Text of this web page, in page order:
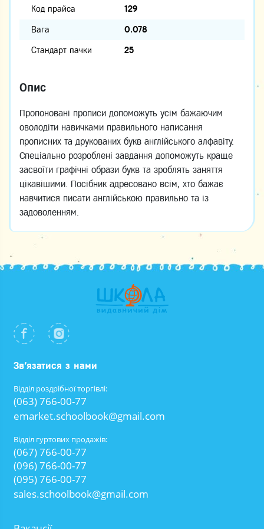
Код прайса 129
Вага 0.078
Стандарт пачки 25
Опис
Пропоновані прописи допоможуть усім бажаючим
оволодіти навичками правильного написання
прописних та друкованих букв англійського алфавіту.
Спеціально розроблені завдання допоможуть краще
засвоїти графічні образи букв та зроблять заняття
цікавішими. Посібник адресовано всім, хто бажає
навчитися писати англійською правильно та із
задоволенням.
Зв’язатися з нами
Відділ роздрібної торгівлі:
(063) 766-00-77
emarket.schoolbook@gmail.com
Відділ гуртових продажів:
(067) 766-00-77
(096) 766-00-77
(095) 766-00-77
sales.schoolbook@gmail.com